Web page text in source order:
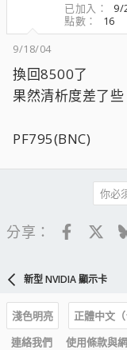
已加入
9/
點數
16
9/18/04
換回8500了
果然清析度差了些
PF795(BNC)
你必
分享：
新型 NVIDIA 顯示卡
淺色明亮
正體中文（
連絡我們
使用條款與